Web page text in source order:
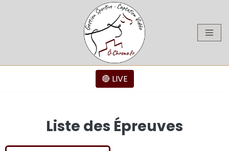
🔴 LIVE
Liste des Épreuves